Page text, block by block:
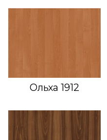
Ольха 1912